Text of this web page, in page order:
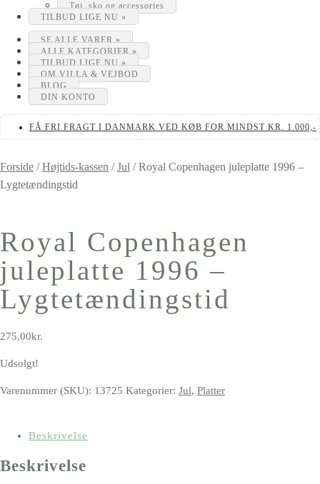
Tøj, sko og accessories
TILBUD LIGE NU »
SE ALLE VARER »
ALLE KATEGORIER »
TILBUD LIGE NU »
OM VILLA & VEJBOD
BLOG
DIN KONTO
FÅ FRI FRAGT I DANMARK VED KØB FOR MINDST KR. 1.000,-
Forside /Højtids-kassen /Jul /Royal Copenhagen juleplatte 1996 –
Lygtetændingstid
Royal Copenhagen
juleplatte 1996 –
Lygtetændingstid
275,00kr.
Udsolgt!
Varenummer (SKU): 13725 Kategorier: Jul, Platter
Beskrivelse
Beskrivelse